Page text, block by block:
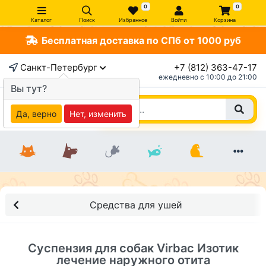
Каталог Поиск
0
Избранное Войти
0
Корзина
Бесплатная доставка по СПб от 1000 руб
Санкт-Петербург +7 (812) 363-47-17
ежедневно c 10:00 до 21:00
Средства для ушей
Суспензия для собак Virbac Изотик
лечение наружного отита
Вы тут?
Да, верно Нет, изменить